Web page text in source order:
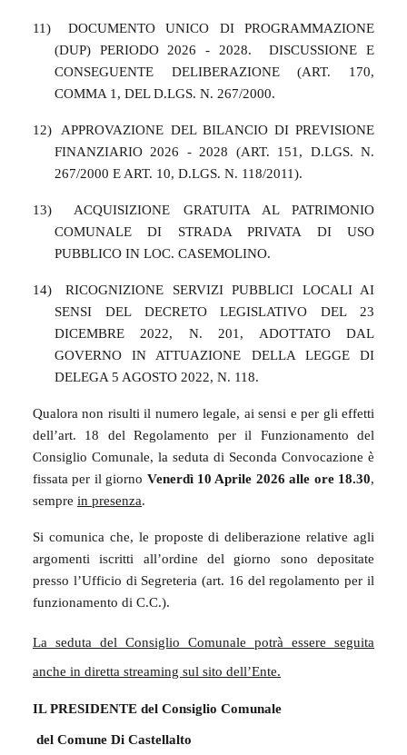
11)
DOCUMENTO UNICO DI PROGRAMMAZIONE
(DUP) PERIODO 2026 - 2028.
DISCUSSIONE E
CONSEGUENTE DELIBERAZIONE (ART. 170,
COMMA 1, DEL D.LGS. N. 267/2000.
12)
APPROVAZIONE DEL BILANCIO DI PREVISIONE
FINANZIARIO 2026 - 2028 (ART. 151, D.LGS. N.
267/2000 E ART. 10, D.LGS. N. 118/2011).
13)
ACQUISIZIONE GRATUITA AL PATRIMONIO
COMUNALE DI STRADA PRIVATA DI USO
PUBBLICO IN LOC. CASEMOLINO.
14)
RICOGNIZIONE SERVIZI PUBBLICI LOCALI AI
SENSI DEL DECRETO LEGISLATIVO DEL 23
DICEMBRE 2022, N. 201, ADOTTATO DAL
GOVERNO IN ATTUAZIONE DELLA LEGGE DI
DELEGA 5 AGOSTO 2022, N. 118.
Qualora non risulti il numero legale, ai sensi e per gli effetti
dell’art. 18 del Regolamento per il Funzionamento del
Consiglio Comunale, la seduta di Seconda Convocazione è
fissata per il giorno Venerdì 10 Aprile 2026 alle ore 18.30,
sempre in presenza.
Si comunica che, le proposte di deliberazione relative agli
argomenti iscritti all’ordine del giorno sono depositate
presso l’Ufficio di Segreteria (art. 16 del regolamento per il
funzionamento di C.C.).
La seduta del Consiglio Comunale potrà essere seguita
anche in diretta streaming sul sito dell’Ente.
IL PRESIDENTE del Consiglio Comunale
del Comune Di Castellalto